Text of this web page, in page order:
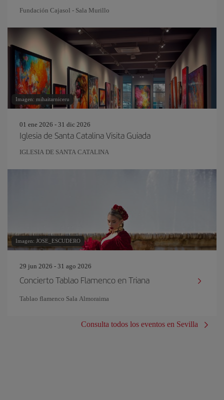
Fundación Cajasol - Sala Murillo
Imagen: mihaitarniceru
01 ene 2026 - 31 dic 2026
Iglesia de Santa Catalina Visita Guiada
IGLESIA DE SANTA CATALINA
Imagen: JOSE_ESCUDERO
29 jun 2026 - 31 ago 2026
Concierto Tablao Flamenco en Triana
Tablao flamenco Sala Almoraima
Consulta todos los eventos en Sevilla